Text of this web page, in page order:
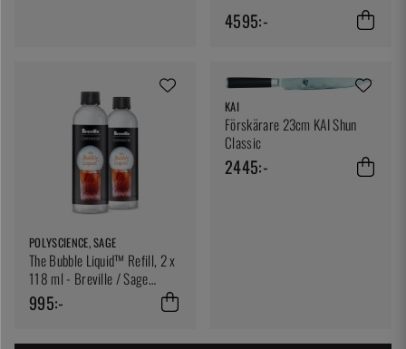
4595:-
POLYSCIENCE, SAGE
The Bubble Liquid™ Refill, 2 x
118 ml - Breville / Sage
Commercial / Polyscience
995:-
KAI
Förskärare 23cm KAI Shun
Classic
2445:-